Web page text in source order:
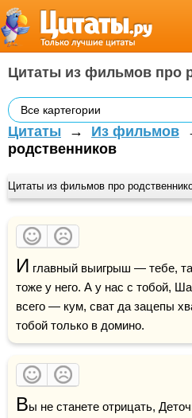
Цитаты из фильмов про
Все картегории
Цитаты → Из фильмов
родственников
Цитаты из фильмов про
И главный выигрыш — тебе,
тоже у него. А у нас с тобой,
всего — кум, сват да зацепы
тобой только в домино.
Вы не станете отрицать,